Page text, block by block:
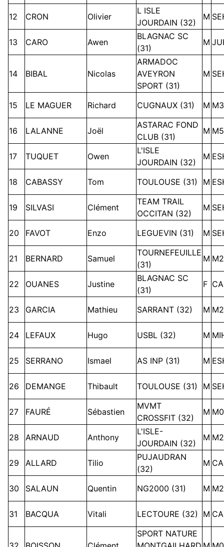
12 CRON Olivier
L ISLE
JOURDAIN (32)
M
13 CARO Awen
BLAGNAC SC
(31)
M
14 BIBAL Nicolas
ARMADOC
AVEYRON
SPORT (31)
M
15 LE MAGUER Richard CUGNAUX (31) M
16 LALANNE Joël
ASTARAC FOND
CLUB (31)
M
17 TUQUET Owen
L'ISLE
JOURDAIN (32)
M
18 CABASSY Tom TOULOUSE (31) M
19 SILVASI Clément
TEAM TRAIL
OCCITAN (32)
M
20 FAVOT Enzo LEGUEVIN (31) M
21 BERNARD Samuel
TOURNEFEUILLE
(31)
M
22 OUANES Justine
BLAGNAC SC
(31)
F
23 GARCIA Mathieu SARRANT (32) M
24 LEFAUX Hugo USBL (32) M
25 SERRANO Ismael AS INP (31) M
26 DEMANGE Thibault TOULOUSE (31) M
27 FAURÉ Sébastien
MVMT
CROSSFIT (32)
M
28 ARNAUD Anthony
L'ISLE-
JOURDAIN (32)
M
29 ALLARD Tilio
PUJAUDRAN
(32)
M
30 SALAUN Quentin NG2000 (31) M
31 BACQUA Vitali LECTOURE (32) M
SPORT NATURE